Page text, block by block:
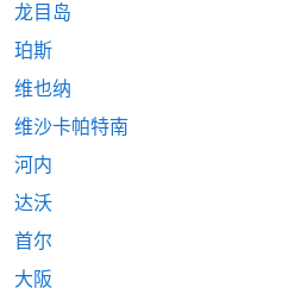
龙目岛
珀斯
维也纳
维沙卡帕特南
河内
达沃
首尔
大阪